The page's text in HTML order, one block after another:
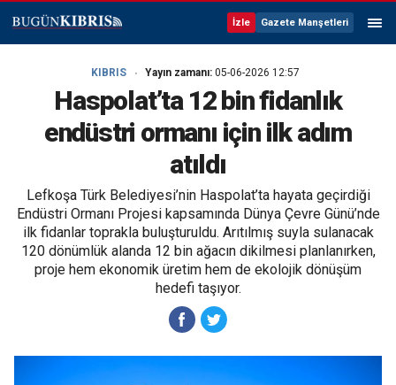
İzle Gazete Manşetleri
KIBRIS Yayın zamanı: 05-06-2026 12:57
Haspolat’ta 12 bin fidanlık
endüstri ormanı için ilk adım
atıldı
Lefkoşa Türk Belediyesi’nin Haspolat’ta hayata geçirdiği
Endüstri Ormanı Projesi kapsamında Dünya Çevre Günü’nde
ilk fidanlar toprakla buluşturuldu. Arıtılmış suyla sulanacak
120 dönümlük alanda 12 bin ağacın dikilmesi planlanırken,
proje hem ekonomik üretim hem de ekolojik dönüşüm
hedefi taşıyor.